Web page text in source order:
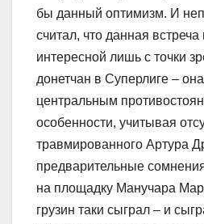
бы данный оптимизм. И
считал, что данная
интересной лишь с точки
донетчан в Суперлиге –
центральным
особенности, учитывая
травмированного Артура
предварительные
на площадку Манучара
грузин таки сыграл – и